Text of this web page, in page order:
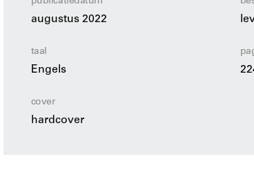
augustus 2022
taal
Engels
cover
hardcover